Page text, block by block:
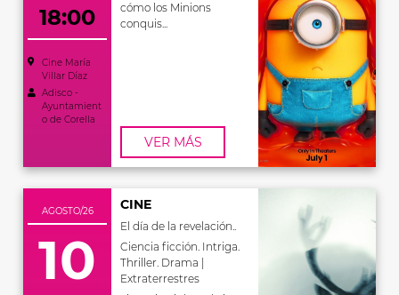
18:00
Cine María
Villar Díaz
Adisco -
Ayuntamient
o de Corella
cómo los Minions
conquis...
VER MÁS
AGOSTO/26
10
CINE
El día de la revelación..
Ciencia ficción. Intriga.
Thriller. Drama |
Extraterrestres